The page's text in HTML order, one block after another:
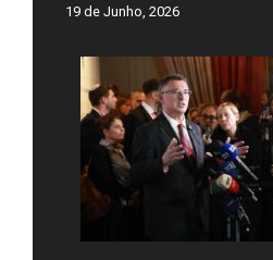
19 de Junho, 2026